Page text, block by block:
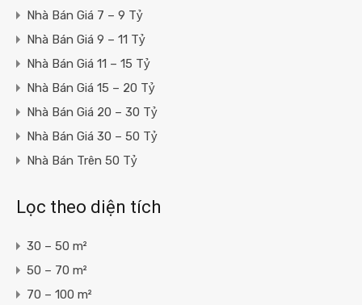
Nhà Bán Giá 7 – 9 Tỷ
Nhà Bán Giá 9 – 11 Tỷ
Nhà Bán Giá 11 – 15 Tỷ
Nhà Bán Giá 15 – 20 Tỷ
Nhà Bán Giá 20 – 30 Tỷ
Nhà Bán Giá 30 – 50 Tỷ
Nhà Bán Trên 50 Tỷ
Lọc theo diện tích
30 – 50 m²
50 – 70 m²
70 – 100 m²